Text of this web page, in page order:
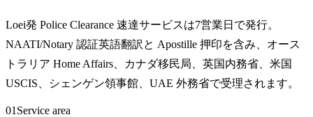
Loei発 Police Clearance 速達サービスは7営業日で発行。
NAATI/Notary 認証英語翻訳と Apostille 押印を含み、オース
トラリア Home Affairs、カナダ移民局、英国内務省、米国
USCIS、シェンゲン領事館、UAE 外務省で受理されます。
01 Service area